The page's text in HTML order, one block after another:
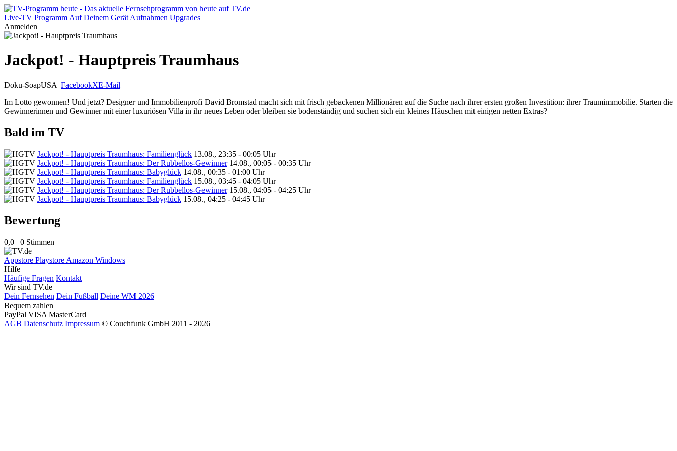
Live-TV Programm Auf Deinem Gerät Aufnahmen Upgrades
Anmelden
Jackpot! - Hauptpreis Traumhaus
Doku-SoapUSA FacebookXE-Mail
Im Lotto gewonnen! Und jetzt? Designer und Immobilienprofi David Bromstad macht sich mit frisch gebackenen Millionären auf die Suche nach ihrer ersten großen Investition: ihrer Traumimmobilie. Starten die
Gewinnerinnen und Gewinner mit einer luxuriösen Villa in ihr neues Leben oder bleiben sie bodenständig und suchen sich ein kleines Häuschen mit einigen netten Extras?
Bald im TV
Jackpot! - Hauptpreis Traumhaus: Familienglück 13.08., 23:35 - 00:05 Uhr
Jackpot! - Hauptpreis Traumhaus: Der Rubbellos-Gewinner 14.08., 00:05 - 00:35 Uhr
Jackpot! - Hauptpreis Traumhaus: Babyglück 14.08., 00:35 - 01:00 Uhr
Jackpot! - Hauptpreis Traumhaus: Familienglück 15.08., 03:45 - 04:05 Uhr
Jackpot! - Hauptpreis Traumhaus: Der Rubbellos-Gewinner 15.08., 04:05 - 04:25 Uhr
Jackpot! - Hauptpreis Traumhaus: Babyglück 15.08., 04:25 - 04:45 Uhr
Bewertung
0,0 0 Stimmen
Appstore Playstore Amazon Windows
Hilfe
Häufige Fragen Kontakt
Wir sind TV.de
Dein Fernsehen Dein Fußball Deine WM 2026
Bequem zahlen
PayPal VISA MasterCard
AGB Datenschutz Impressum © Couchfunk GmbH 2011 - 2026